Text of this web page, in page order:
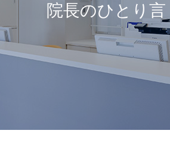
院長のひとり言